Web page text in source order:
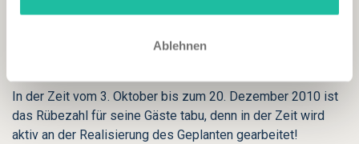
Ablehnen
eine Gasbrennwerttherme greifen
unbemerkt ineinander, damit die Gäste guten Gewissens die
In der Zeit vom 3. Oktober bis zum 20. Dezember 2010 ist
das Rübezahl für seine Gäste tabu, denn in der Zeit wird
aktiv an der Realisierung des Geplanten gearbeitet!